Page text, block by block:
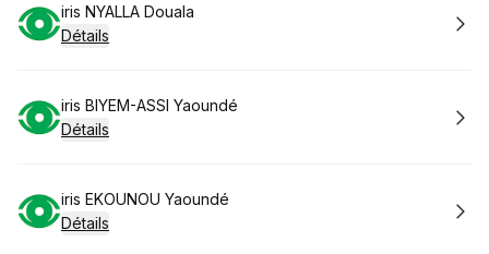
Réserver
iris NYALLA Douala
Détails
Réserver
iris BIYEM-ASSI Yaoundé
Détails
Réserver
iris EKOUNOU Yaoundé
Détails